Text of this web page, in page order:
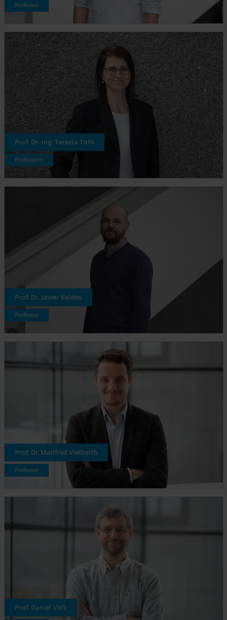
Professor
Prof. Dr.-Ing. Terezia Toth
Professorin
Prof. Dr. Javier Valdes
Professor
Prof. Dr. Manfred Vielberth
Professor
Prof. Daniel Volk